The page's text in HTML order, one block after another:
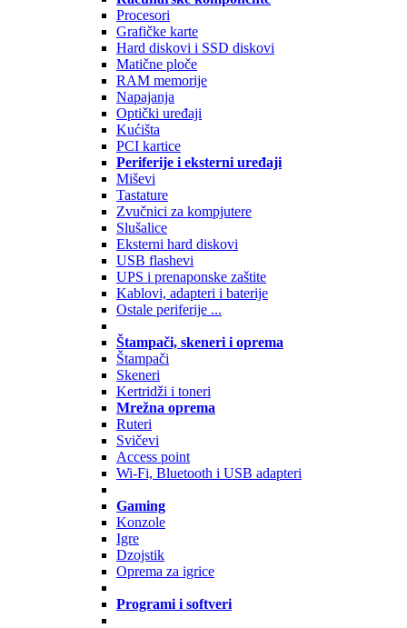
Procesori
Grafičke karte
Hard diskovi i SSD diskovi
Matične ploče
RAM memorije
Napajanja
Optički uređaji
Kućišta
PCI kartice
Periferije i eksterni uređaji
Miševi
Tastature
Zvučnici za kompjutere
Slušalice
Eksterni hard diskovi
USB flashevi
UPS i prenaponske zaštite
Kablovi, adapteri i baterije
Ostale periferije ...
Štampači, skeneri i oprema
Štampači
Skeneri
Kertridži i toneri
Mrežna oprema
Ruteri
Svičevi
Access point
Wi-Fi, Bluetooth i USB adapteri
Gaming
Konzole
Igre
Dzojstik
Oprema za igrice
Programi i softveri